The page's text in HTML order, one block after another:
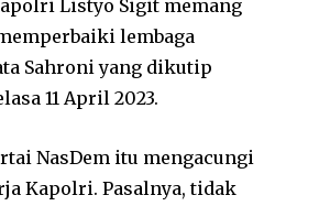
Listyo Sigit memang
lembaga
Sahroni yang dikutip
11 April 2023.
NasDem itu mengacungi
Kapolri. Pasalnya, tidak